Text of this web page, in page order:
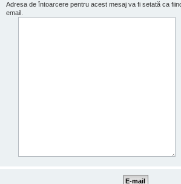
Adresa de întoarcere pentru acest mesaj va fi setată ca
email.